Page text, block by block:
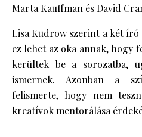
Marta Kauffman és David
Lisa Kudrow szerint a két
ez lehet az oka annak, hogy
kerültek be a sorozatba,
ismernek. Azonban a
felismerte, hogy nem
kreatívok mentorálása